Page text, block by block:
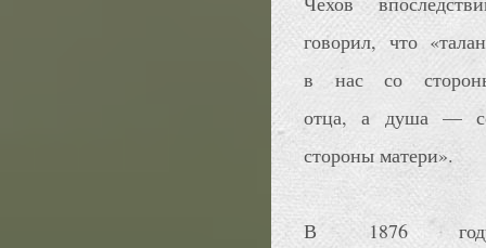
говорил, что
в нас со
отца, а душа —
стороны матери».
В 1876